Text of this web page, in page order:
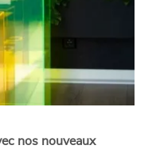
nos nouveaux